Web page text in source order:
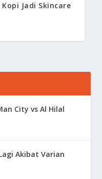
Jadi Skincare
City vs Al Hilal
Akibat Varian